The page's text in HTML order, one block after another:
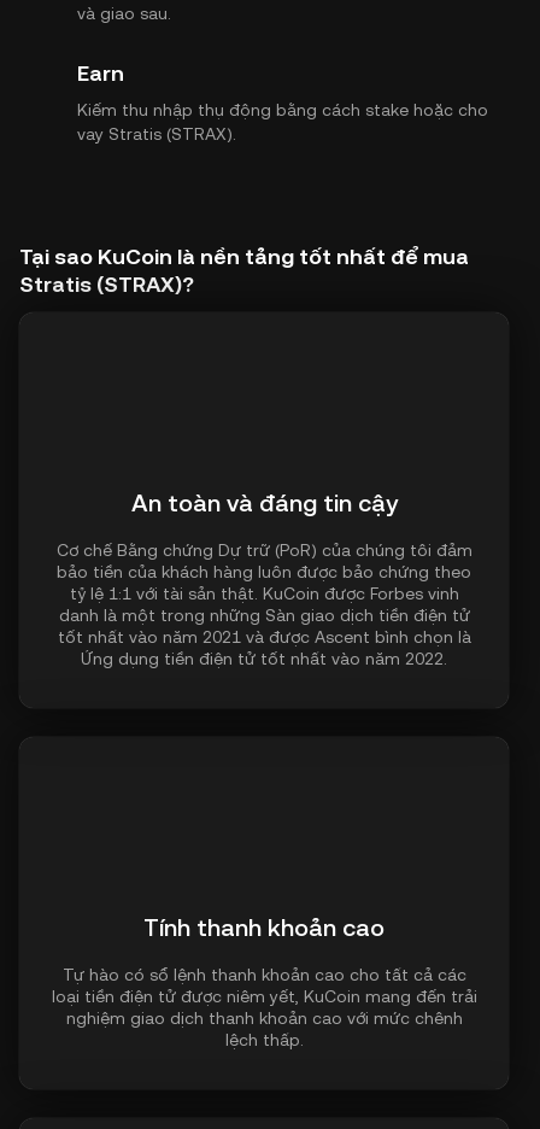
và giao sau.
Earn
Kiếm thu nhập thụ động bằng cách stake hoặc cho
vay Stratis (STRAX).
Tại sao KuCoin là nền tảng tốt nhất để mua
Stratis (STRAX)?
An toàn và đáng tin cậy
Cơ chế Bằng chứng Dự trữ (PoR) của chúng tôi đảm
bảo tiền của khách hàng luôn được bảo chứng theo
tỷ lệ 1:1 với tài sản thật. KuCoin được Forbes vinh
danh là một trong những Sàn giao dịch tiền điện tử
tốt nhất vào năm 2021 và được Ascent bình chọn là
Ứng dụng tiền điện tử tốt nhất vào năm 2022.
Tính thanh khoản cao
Tự hào có sổ lệnh thanh khoản cao cho tất cả các
loại tiền điện tử được niêm yết, KuCoin mang đến trải
nghiệm giao dịch thanh khoản cao với mức chênh
lệch thấp.